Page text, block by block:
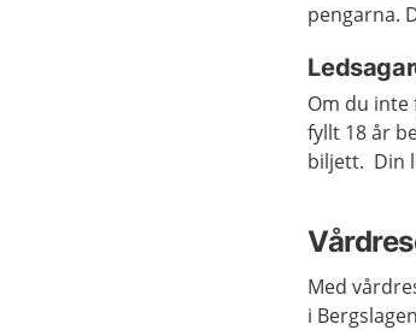
pengarna.
Om du inte
fyllt 18 år
biljett. Din
Med
i